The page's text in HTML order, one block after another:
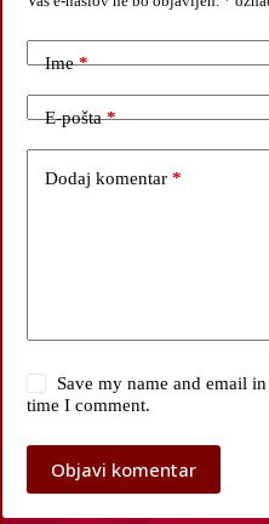
Ime*
E-pošta*
Dodaj komentar *
Save my name and email
time I comment.
Objavi komentar